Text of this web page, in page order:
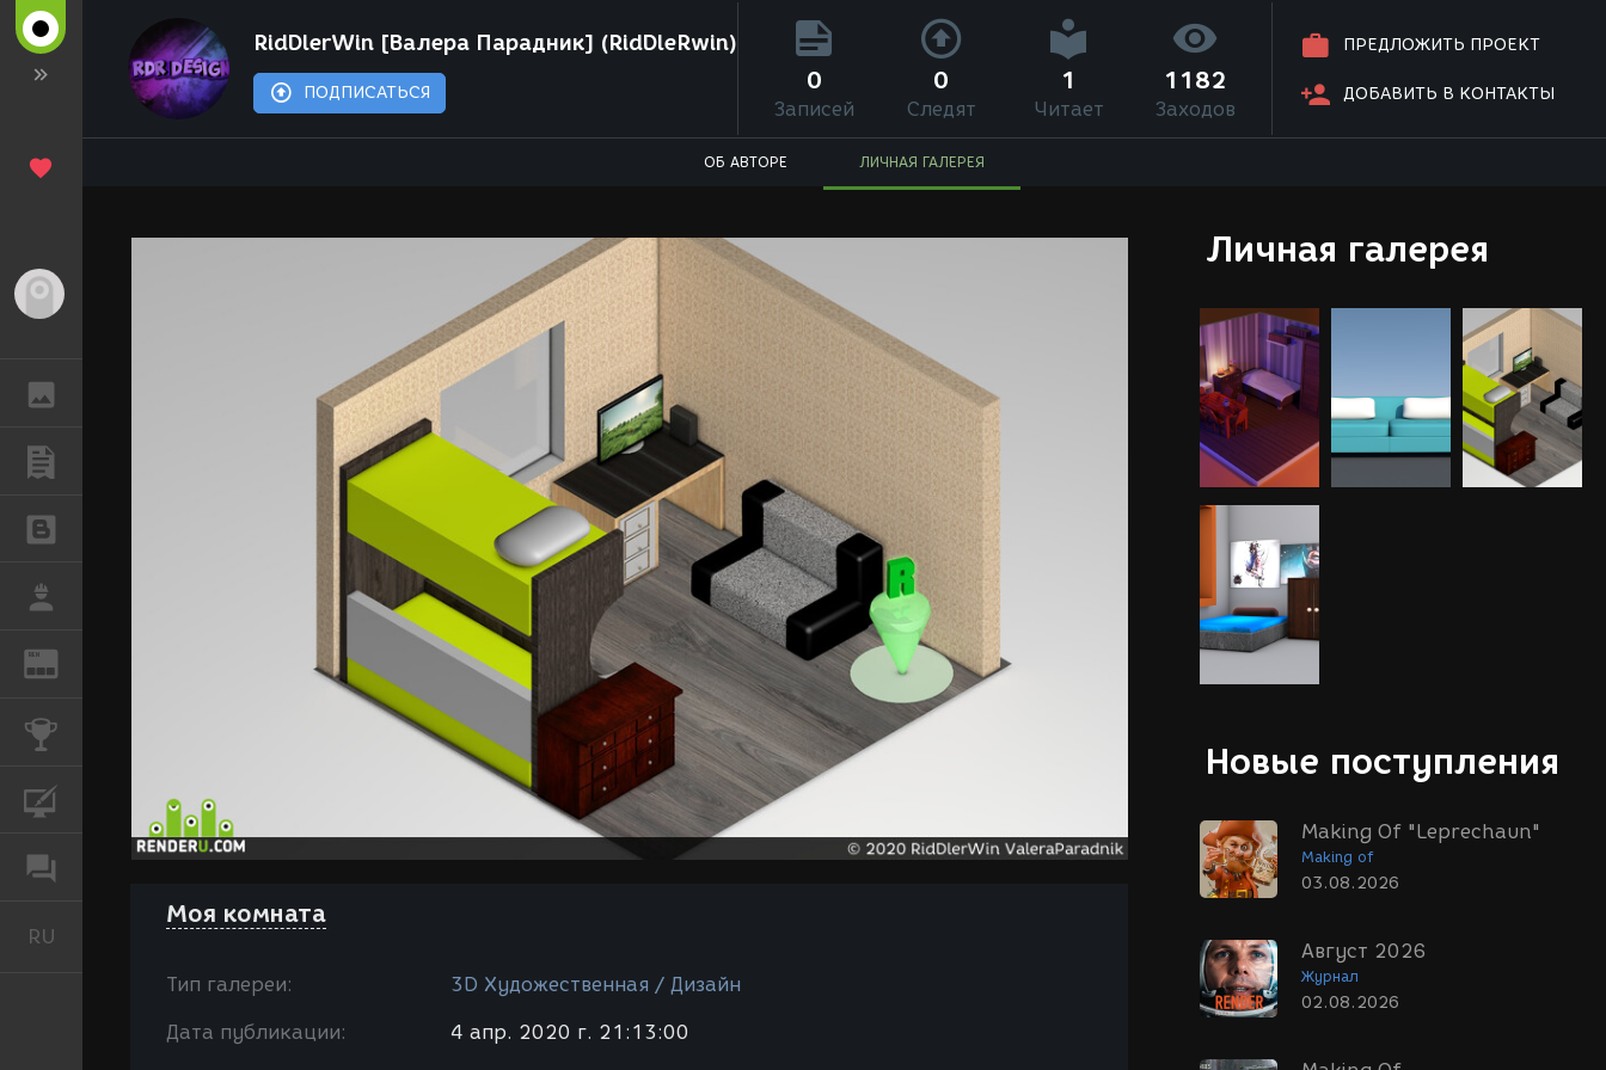
REN
ФОРУМ
RU
RidDlerWin [Валера Парадник] (RidDleRwin)
ПОДПИСАТЬСЯ
ПРЕДЛОЖИТЬ ПРОЕКТ
ДОБАВИТЬ В КОНТАКТЫ
0
Записей
0
Следят
1
Читает
1182
Заходов
ОБ АВТОРЕ ЛИЧНАЯ ГАЛЕРЕЯ
Личная галерея
Новые поступления
Making Of "Leprechaun"
Making of
03.08.2026
Август 2026
Журнал
02.08.2026
Моя комната
Тип галереи: 3D Художественная / Дизайн
Дата публикации: 4 апр. 2020 г. 21:13:00